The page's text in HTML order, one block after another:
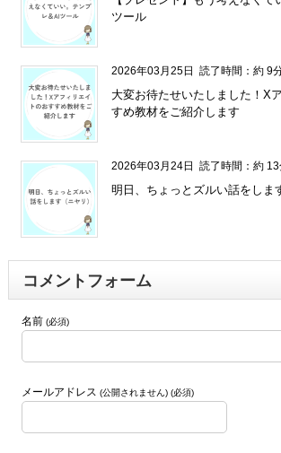
ツール
2026年03月25日 読了時間：約 9
大変お待たせいたしました！X
すめ教材をご紹介します
2026年03月24日 読了時間：約
明日、ちょっとズルい話をしま
コメントフォーム
名前 (必須)
メールアドレス (公開されません) (必須)